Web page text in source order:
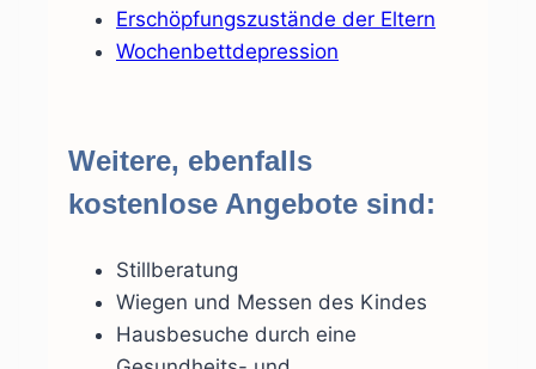
Erschöpfungszustände der Eltern
Wochenbettdepression
Weitere, ebenfalls
kostenlose Angebote sind:
Stillberatung
Wiegen und Messen des Kindes
Hausbesuche durch eine